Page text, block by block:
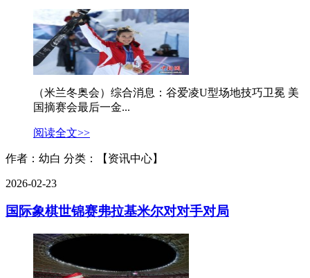
（米兰冬奥会）综合消息：谷爱凌U型场地技巧卫冕 美
国摘赛会最后一金...
阅读全文>>
作者：幼白 分类：【资讯中心】
2026-02-23
国际象棋世锦赛弗拉基米尔对对手对局